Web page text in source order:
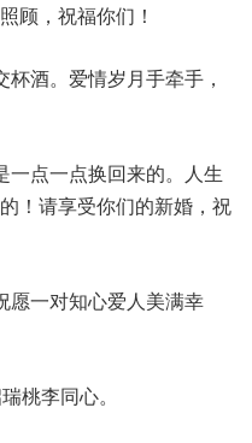
顾，祝福你们！
酒。爱情岁月手牵手，
一点一点换回来的。人生
！请享受你们的新婚，祝
愿一对知心爱人美满幸
桃李同心。